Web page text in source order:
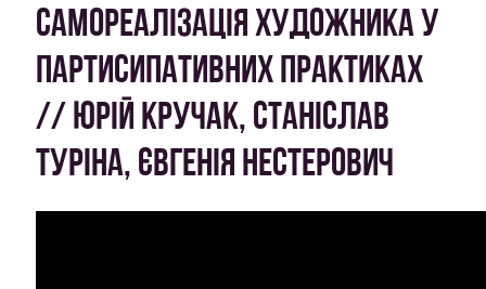
САМОРЕАЛІЗАЦІЯ ХУДОЖНИКА У
ПАРТИСИПАТИВНИХ ПРАКТИКАХ
// ЮРІЙ КРУЧАК, СТАНІСЛАВ
ТУРІНА, ЄВГЕНІЯ НЕСТЕРОВИЧ